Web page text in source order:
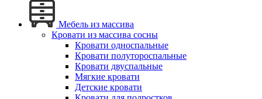
Мебель из массива
Кровати из массива сосны
Кровати односпальные
Кровати полутороспальные
Кровати двуспальные
Мягкие кровати
Детские кровати